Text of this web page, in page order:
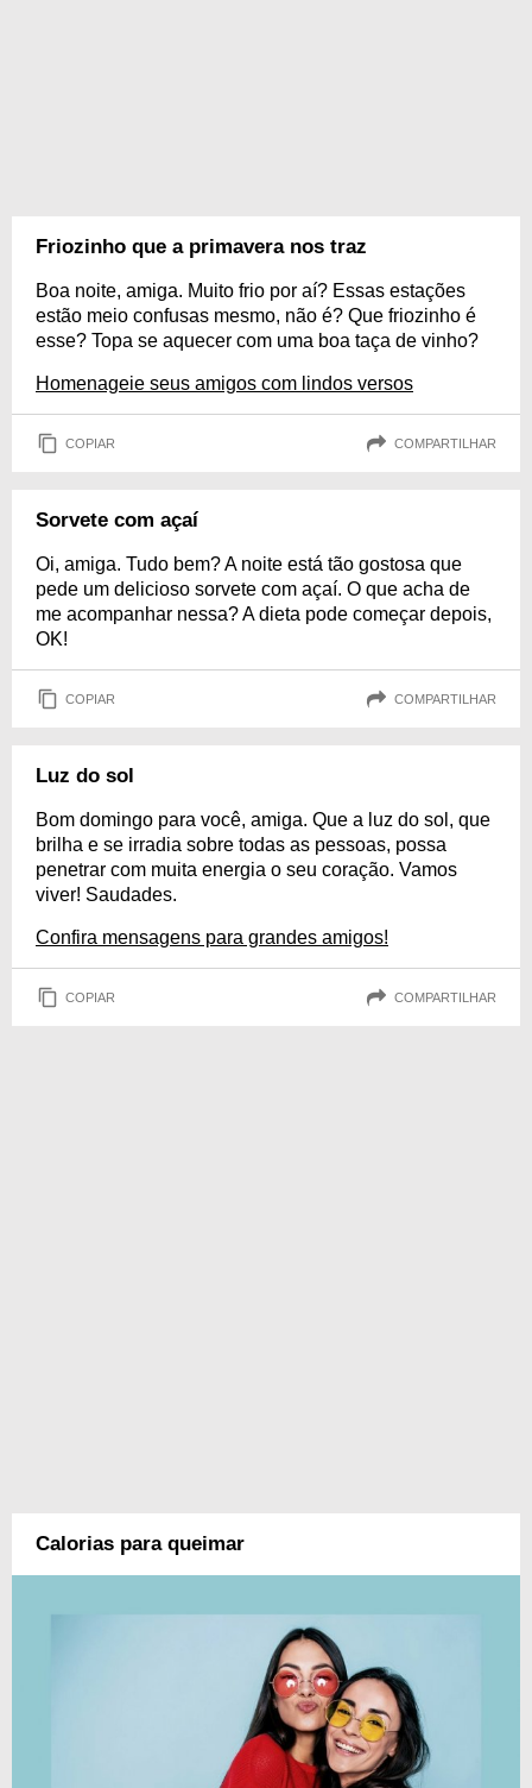
Friozinho que a primavera nos traz
Boa noite, amiga. Muito frio por aí? Essas estações
estão meio confusas mesmo, não é? Que friozinho é
esse? Topa se aquecer com uma boa taça de vinho?
Homenageie seus amigos com lindos versos
COPIAR COMPARTILHAR
Sorvete com açaí
Oi, amiga. Tudo bem? A noite está tão gostosa que
pede um delicioso sorvete com açaí. O que acha de
me acompanhar nessa? A dieta pode começar depois,
OK!
COPIAR COMPARTILHAR
Luz do sol
Bom domingo para você, amiga. Que a luz do sol, que
brilha e se irradia sobre todas as pessoas, possa
penetrar com muita energia o seu coração. Vamos
viver! Saudades.
Confira mensagens para grandes amigos!
COPIAR COMPARTILHAR
Calorias para queimar